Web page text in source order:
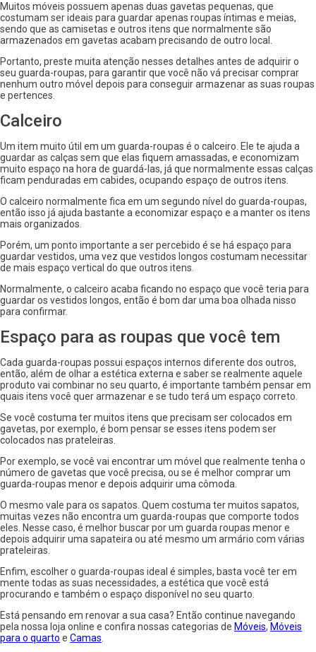
Muitos móveis possuem apenas duas gavetas pequenas, que
costumam ser ideais para guardar apenas roupas íntimas e meias,
sendo que as camisetas e outros itens que normalmente são
armazenados em gavetas acabam precisando de outro local.
Portanto, preste muita atenção nesses detalhes antes de adquirir o
seu guarda-roupas, para garantir que você não vá precisar comprar
nenhum outro móvel depois para conseguir armazenar as suas roupas
e pertences.
Calceiro
Um item muito útil em um guarda-roupas é o calceiro. Ele te ajuda a
guardar as calças sem que elas fiquem amassadas, e economizam
muito espaço na hora de guardá-las, já que normalmente essas calças
ficam penduradas em cabides, ocupando espaço de outros itens.
O calceiro normalmente fica em um segundo nível do guarda-roupas,
então isso já ajuda bastante a economizar espaço e a manter os itens
mais organizados.
Porém, um ponto importante a ser percebido é se há espaço para
guardar vestidos, uma vez que vestidos longos costumam necessitar
de mais espaço vertical do que outros itens.
Normalmente, o calceiro acaba ficando no espaço que você teria para
guardar os vestidos longos, então é bom dar uma boa olhada nisso
para confirmar.
Espaço para as roupas que você tem
Cada guarda-roupas possui espaços internos diferente dos outros,
então, além de olhar a estética externa e saber se realmente aquele
produto vai combinar no seu quarto, é importante também pensar em
quais itens você quer armazenar e se tudo terá um espaço correto.
Se você costuma ter muitos itens que precisam ser colocados em
gavetas, por exemplo, é bom pensar se esses itens podem ser
colocados nas prateleiras.
Por exemplo, se você vai encontrar um móvel que realmente tenha o
número de gavetas que você precisa, ou se é melhor comprar um
guarda-roupas menor e depois adquirir uma cômoda.
O mesmo vale para os sapatos. Quem costuma ter muitos sapatos,
muitas vezes não encontra um guarda-roupas que comporte todos
eles. Nesse caso, é melhor buscar por um guarda roupas menor e
depois adquirir uma sapateira ou até mesmo um armário com várias
prateleiras.
Enfim, escolher o guarda-roupas ideal é simples, basta você ter em
mente todas as suas necessidades, a estética que você está
procurando e também o espaço disponível no seu quarto.
Está pensando em renovar a sua casa? Então continue navegando
pela nossa loja online e confira nossas categorias de Móveis, Móveis
para o quarto e Camas.